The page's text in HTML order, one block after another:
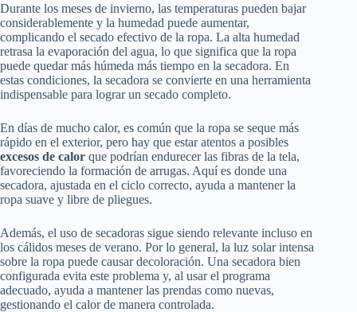
Durante los meses de invierno, las temperaturas pueden bajar
considerablemente y la humedad puede aumentar,
complicando el secado efectivo de la ropa. La alta humedad
retrasa la evaporación del agua, lo que significa que la ropa
puede quedar más húmeda más tiempo en la secadora. En
estas condiciones, la secadora se convierte en una herramienta
indispensable para lograr un secado completo.
En días de mucho calor, es común que la ropa se seque más
rápido en el exterior, pero hay que estar atentos a posibles
excesos de calor que podrían endurecer las fibras de la tela,
favoreciendo la formación de arrugas. Aquí es donde una
secadora, ajustada en el ciclo correcto, ayuda a mantener la
ropa suave y libre de pliegues.
Además, el uso de secadoras sigue siendo relevante incluso en
los cálidos meses de verano. Por lo general, la luz solar intensa
sobre la ropa puede causar decoloración. Una secadora bien
configurada evita este problema y, al usar el programa
adecuado, ayuda a mantener las prendas como nuevas,
gestionando el calor de manera controlada.